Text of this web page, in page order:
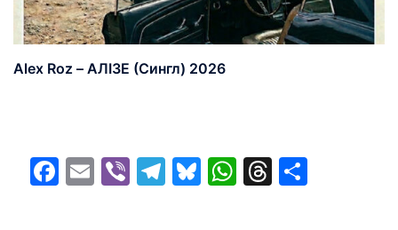
Alex Roz – АЛІЗЕ (Сингл) 2026
Facebook
EmailViberTelegram
Bluesky
WhatsApp
Threads